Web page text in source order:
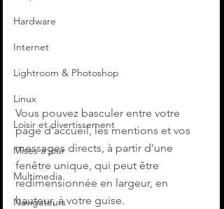
Hardware
Internet
Lightroom & Photoshop
Linux
Loisir et divertissement
Mises à jour
Multimedia
Navigateurs
Vous pouvez basculer entre votre
page d'accueil, les mentions et vos
messages directs, à partir d'une
fenêtre unique, qui peut être
redimensionnée en largeur, en
hauteur, à votre guise.